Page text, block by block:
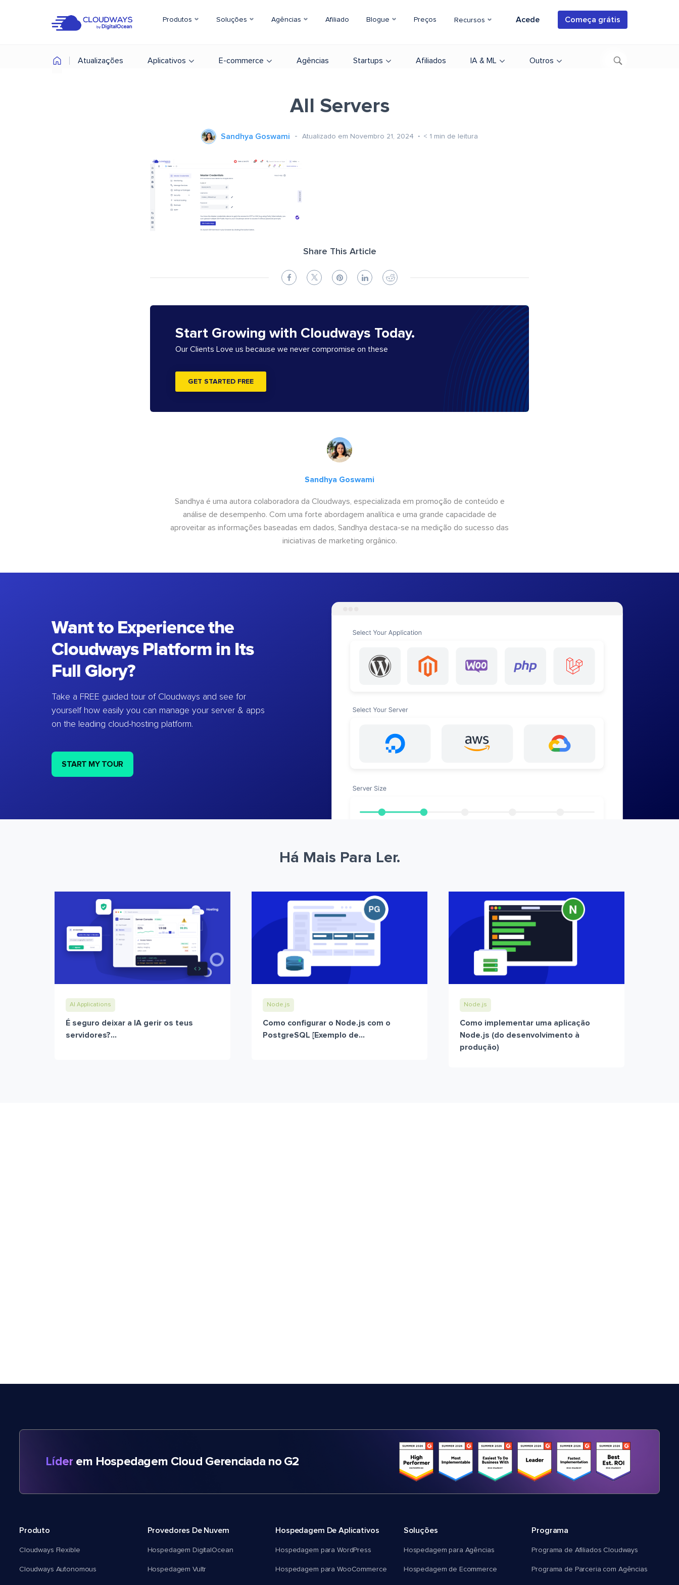
Produtos Soluções Agências Afiliado Blogue Preços Recursos Acede Começa grátis
Atualizações Aplicativos E-commerce Agências Startups Afiliados IA & ML Outros
All Servers
Sandhya Goswami Atualizado em Novembro 21, 2024 < 1 min de leitura
Share This Article
Start Growing with Cloudways Today.
Our Clients Love us because we never compromise on these
GET STARTED FREE
Sandhya Goswami
Sandhya é uma autora colaboradora da Cloudways, especializada em promoção de conteúdo e
análise de desempenho. Com uma forte abordagem analítica e uma grande capacidade de
aproveitar as informações baseadas em dados, Sandhya destaca-se na medição do sucesso das
iniciativas de marketing orgânico.
Want to Experience the
Cloudways Platform in Its
Full Glory?
Take a FREE guided tour of Cloudways and see for
yourself how easily you can manage your server & apps
on the leading cloud-hosting platform.
START MY TOUR
Há Mais Para Ler.
AI Applications
É seguro deixar a IA gerir os teus
servidores?...
Node.js
Como configurar o Node.js com o
PostgreSQL [Exemplo de...
Node.js
Como implementar uma aplicação
Node.js (do desenvolvimento à
produção)
Líder em Hospedagem Cloud Gerenciada no G2
Produto
Cloudways Flexible
Cloudways Autonomous
Provedores De Nuvem
Hospedagem DigitalOcean
Hospedagem Vultr
Hospedagem De Aplicativos
Hospedagem para WordPress
Hospedagem para WooCommerce
Soluções
Hospedagem para Agências
Hospedagem de Ecommerce
Programa
Programa de Afiliados Cloudways
Programa de Parceria com Agências